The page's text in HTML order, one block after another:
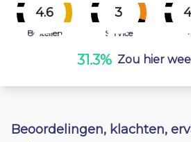
4.6
Bestellen
3
Service
31.3% Zou hier
Beoordelingen, klachten,